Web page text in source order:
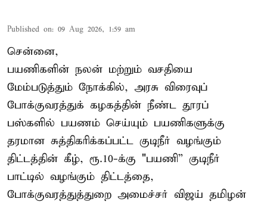
Published on: 09 Aug 2026, 1:59 am
சென்னை,
பயணிகளின் நலன் மற்றும் வசதியை
மேம்படுத்தும் நோக்கில், அரசு விரைவுப்
போக்குவரத்துக் கழகத்தின் நீண்ட தூரப்
பஸ்களில் பயணம் செய்யும் பயணிகளுக்கு
தரமான சுத்திகரிக்கப்பட்ட குடிநீர் வழங்கும்
திட்டத்தின் கீழ், ரூ.10-க்கு "பயணி” குடிநீர்
பாட்டில் வழங்கும் திட்டத்தை,
போக்குவரத்துத்துறை அமைச்சர் விஜய் தமிழன்